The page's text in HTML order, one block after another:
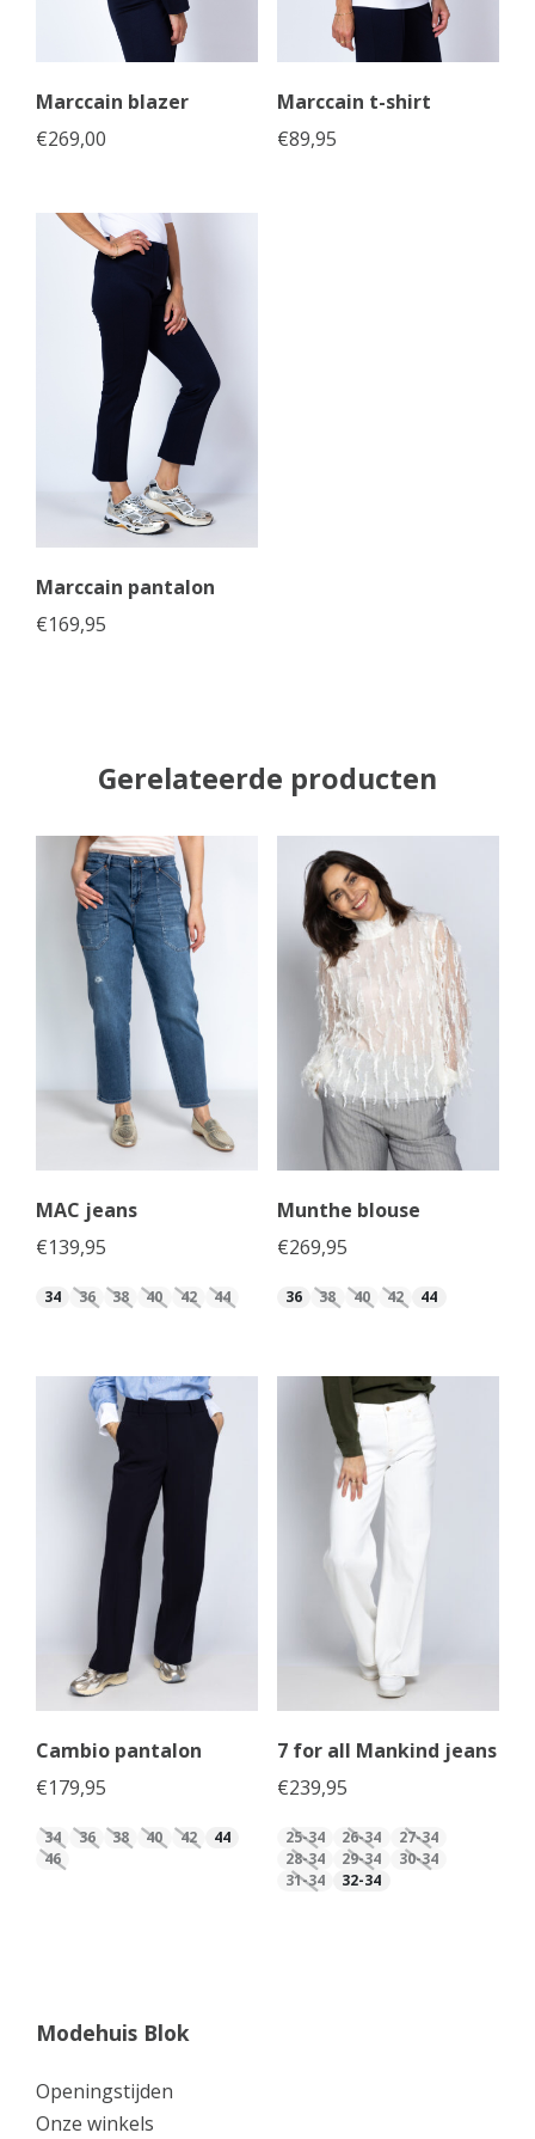
Marccain blazer
€269,00
Marccain t-shirt
€89,95
Marccain pantalon
€169,95
Gerelateerde producten
MAC jeans
€139,95
34 36 38 40 42 44
Munthe blouse
€269,95
36 38 40 42 44
Cambio pantalon
€179,95
34 36 38 40 42
44
46
7 for all Mankind jeans
€239,95
25-34 26-34
27-34
28-34
29-34
30-34
31-34
32-34
Modehuis Blok
Openingstijden
Onze winkels